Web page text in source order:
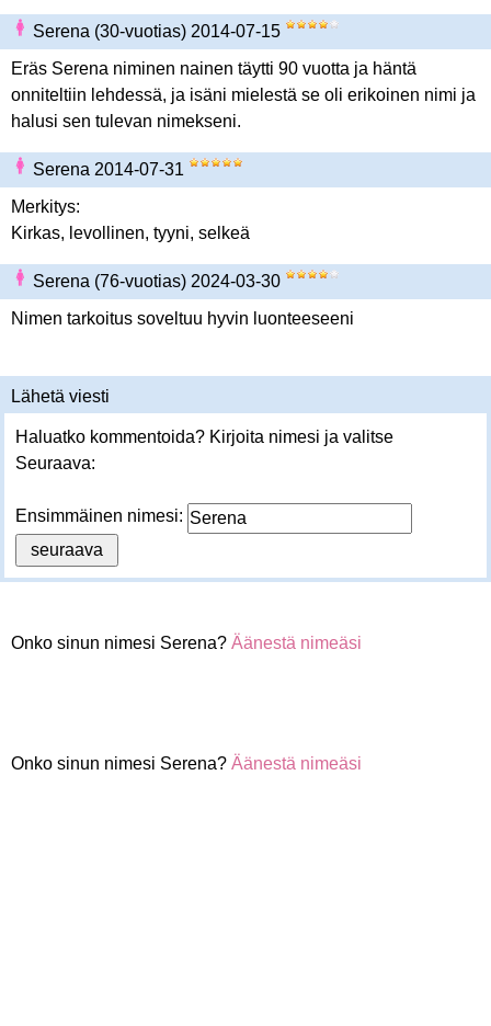
Serena (30-vuotias) 2014-07-15
Eräs Serena niminen nainen täytti 90 vuotta ja häntä
onniteltiin lehdessä, ja isäni mielestä se oli erikoinen nimi ja
halusi sen tulevan nimekseni.
Serena 2014-07-31
Merkitys:
Kirkas, levollinen, tyyni, selkeä
Serena (76-vuotias) 2024-03-30
Nimen tarkoitus soveltuu hyvin luonteeseeni
Lähetä viesti
Haluatko kommentoida? Kirjoita nimesi ja valitse
Seuraava:
Ensimmäinen nimesi:
Onko sinun nimesi Serena? Äänestä nimeäsi
Onko sinun nimesi Serena? Äänestä nimeäsi